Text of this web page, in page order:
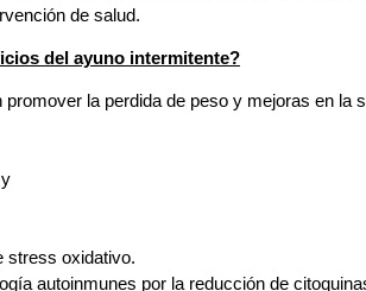
de salud.
del ayuno intermitente?
la perdida de peso y mejoras en
stress oxidativo.
autoinmunes por la reducción de